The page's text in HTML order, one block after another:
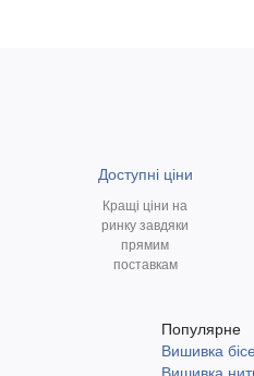
Доступні ціни
Кращі ціни на
ринку завдяки
прямим
поставкам
Популярне
Вишивка